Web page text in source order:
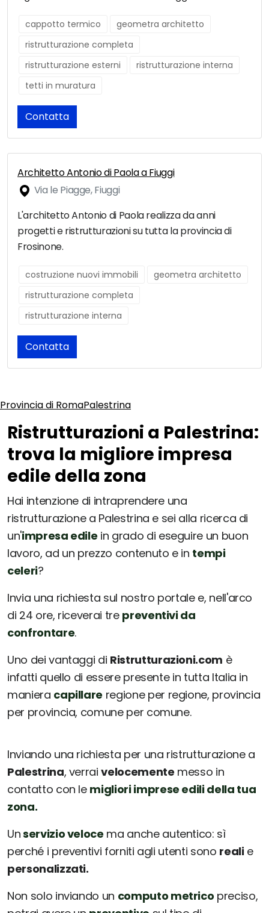
cappotto termico
geometra architetto
ristrutturazione completa
ristrutturazione esterni
ristrutturazione interna
tetti in muratura
Contatta
Architetto Antonio di Paola a Fiuggi
Via le Piagge, Fiuggi
L'architetto Antonio di Paola realizza da anni
progetti e ristrutturazioni su tutta la provincia di
Frosinone.
costruzione nuovi immobili
geometra architetto
ristrutturazione completa
ristrutturazione interna
Contatta
Provincia di RomaPalestrina
Ristrutturazioni a Palestrina:
trova la migliore impresa
edile della zona
Hai intenzione di intraprendere una
ristrutturazione a Palestrina e sei alla ricerca di
un'impresa edile in grado di eseguire un buon
lavoro, ad un prezzo contenuto e in tempi
celeri?
Invia una richiesta sul nostro portale e, nell'arco
di 24 ore, riceverai tre preventivi da
confrontare.
Uno dei vantaggi di Ristrutturazioni.com è
infatti quello di essere presente in tutta Italia in
maniera capillare regione per regione, provincia
per provincia, comune per comune.
Inviando una richiesta per una ristrutturazione a
Palestrina, verraivelocemente messo in
contatto con le migliori imprese edili della tua
zona.
Unservizio veloce ma anche autentico: sì
perché i preventivi forniti agli utenti sono realie
personalizzati.
Non solo inviando un computo metrico preciso,